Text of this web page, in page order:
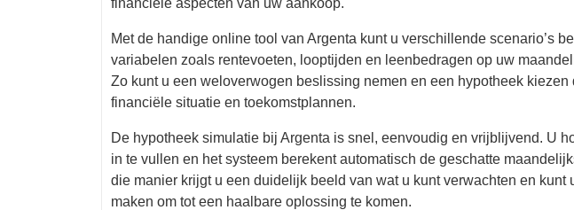
financiële aspecten van uw aankoop.
Met de handige online tool van Argenta kunt u verschillende scenario’s
variabelen zoals rentevoeten, looptijden en leenbedragen op uw
Zo kunt u een weloverwogen beslissing nemen en een hypotheek
financiële situatie en toekomstplannen.
De hypotheek simulatie bij Argenta is snel, eenvoudig en vrijblijvend. U
in te vullen en het systeem berekent automatisch de geschatte
die manier krijgt u een duidelijk beeld van wat u kunt verwachten en kunt
maken om tot een haalbare oplossing te komen.